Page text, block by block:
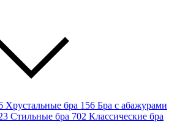
Хрустальные бра 156 Бра с абажурами
Стильные бра 702 Классические бра